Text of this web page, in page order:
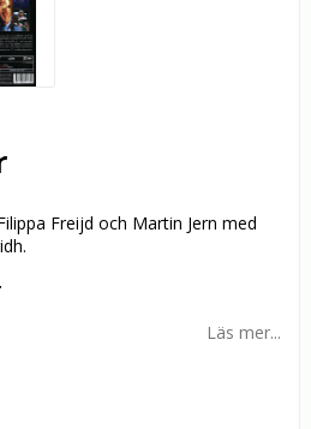
Freijd och Martin Jern med
Läs mer...